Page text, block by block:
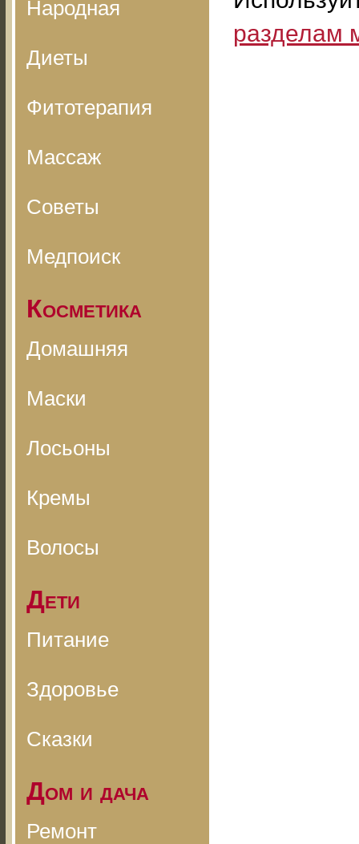
Народная
Диеты
Фитотерапия
Массаж
Советы
Медпоиск
Косметика
Домашняя
Маски
Лосьоны
Кремы
Волосы
Дети
Питание
Здоровье
Сказки
Дом и дача
Ремонт
разделам